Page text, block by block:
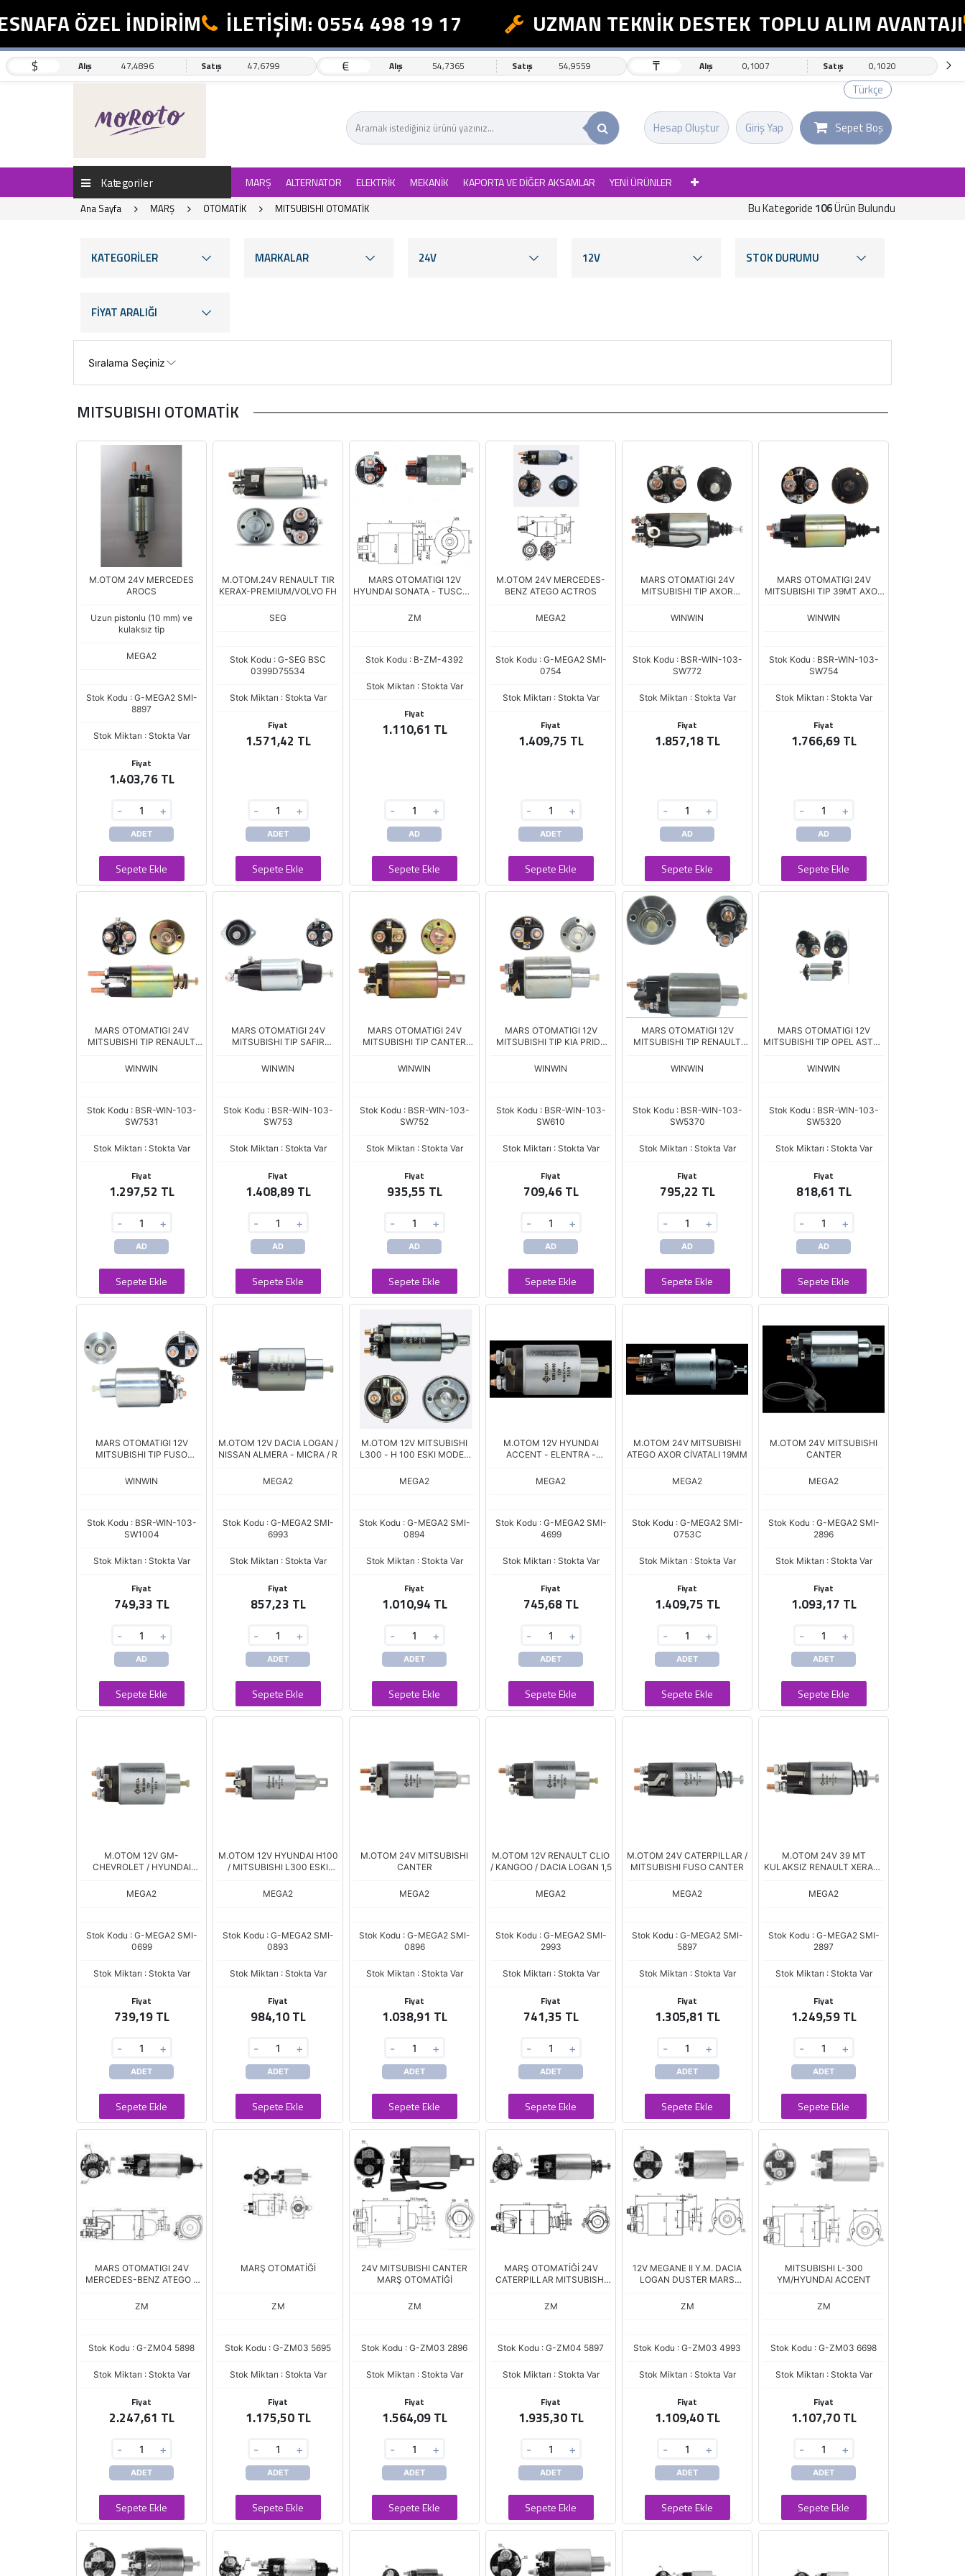
ÖZEL İNDİRİM İLETİŞİM: 0554 498 19 17 UZMAN TEKNİK DESTEK TOPLU ALIM AVANTAJI
$ Alış 47,4896 Satış 47,6799 € Alış 54,7365 Satış 54,9559 ₸ Alış 0,1007 Satış 0,1020
Türkçe
Giriş Yap
Hesap Oluştur Sepet Boş
Kategoriler MARŞ ALTERNATOR ELEKTRİK MEKANİK KAPORTA VE DİĞER AKSAMLAR YENİ ÜRÜNLER
Ana Sayfa MARŞ OTOMATİK MITSUBISHI OTOMATİK Bu Kategoride 106Ürün Bulundu
KATEGORİLER MARKALAR 24V 12V STOK DURUMU
FİYAT ARALIĞI
MITSUBISHI OTOMATİK
M.OTOM 24V MERCEDES
AROCS
Uzun pistonlu (10 mm) ve
kulaksız tip
MEGA2
Stok Kodu : G-MEGA2 SMI-
8897
Stok Miktarı : Stokta Var
Fiyat
1.403,76 TL
- +
ADET
Sepete Ekle
M.OTOM.24V RENAULT TIR
KERAX-PREMIUM/VOLVO FH
SEG
Stok Kodu : G-SEG BSC
0399D75534
Stok Miktarı : Stokta Var
Fiyat
1.571,42 TL
- +
ADET
Sepete Ekle
MARS OTOMATIGI 12V
HYUNDAI SONATA - TUSCON
FORTE - OPTIMA - SOUL
ZM
Stok Kodu : B-ZM-4392
Stok Miktarı : Stokta Var
Fiyat
1.110,61 TL
- +
AD
Sepete Ekle
M.OTOM 24V MERCEDES-
BENZ ATEGO ACTROS
MEGA2
Stok Kodu : G-MEGA2 SMI-
0754
Stok Miktarı : Stokta Var
Fiyat
1.409,75 TL
- +
ADET
Sepete Ekle
MARS OTOMATIGI 24V
MITSUBISHI TIP AXOR
028
WINWIN
Stok Kodu : BSR-WIN-103-
SW772
Stok Miktarı : Stokta Var
Fiyat
1.857,18 TL
- +
AD
Sepete Ekle
MARS OTOMATIGI 24V
MITSUBISHI TIP 39MT AXOR
SM-011
WINWIN
Stok Kodu : BSR-WIN-103-
SW754
Stok Miktarı : Stokta Var
Fiyat
1.766,69 TL
- +
AD
Sepete Ekle
MARS OTOMATIGI 24V
MITSUBISHI TIP RENAULT
SNLS-7531 SSL-6020 ZM-
WINWIN
Stok Kodu : BSR-WIN-103-
SW7531
Stok Miktarı : Stokta Var
Fiyat
1.297,52 TL
- +
AD
Sepete Ekle
MARS OTOMATIGI 24V
MITSUBISHI TIP SAFIR
5.0Kw SNLS-753 SSL-6019
WINWIN
Stok Kodu : BSR-WIN-103-
SW753
Stok Miktarı : Stokta Var
Fiyat
1.408,89 TL
- +
AD
Sepete Ekle
MARS OTOMATIGI 24V
MITSUBISHI TIP CANTER
SM-010
WINWIN
Stok Kodu : BSR-WIN-103-
SW752
Stok Miktarı : Stokta Var
Fiyat
935,55 TL
- +
AD
Sepete Ekle
MARS OTOMATIGI 12V
MITSUBISHI TIP KIA PRIDE
SNS-610 SSL-6007 ZM-697
WINWIN
Stok Kodu : BSR-WIN-103-
SW610
Stok Miktarı : Stokta Var
Fiyat
709,46 TL
- +
AD
Sepete Ekle
MARS OTOMATIGI 12V
MITSUBISHI TIP RENAULT
KADJAR 1.3TCe DACIA
WINWIN
Stok Kodu : BSR-WIN-103-
SW5370
Stok Miktarı : Stokta Var
Fiyat
795,22 TL
- +
AD
Sepete Ekle
MARS OTOMATIGI 12V
MITSUBISHI TIP OPEL ASTRA
WINWIN
Stok Kodu : BSR-WIN-103-
SW5320
Stok Miktarı : Stokta Var
Fiyat
818,61 TL
- +
AD
Sepete Ekle
MARS OTOMATIGI 12V
MITSUBISHI TIP FUSO
WINWIN
Stok Kodu : BSR-WIN-103-
SW1004
Stok Miktarı : Stokta Var
Fiyat
749,33 TL
- +
AD
Sepete Ekle
M.OTOM 12V DACIA LOGAN /
NISSAN ALMERA - MICRA / R
MEGA2
Stok Kodu : G-MEGA2 SMI-
6993
Stok Miktarı : Stokta Var
Fiyat
857,23 TL
- +
ADET
Sepete Ekle
M.OTOM 12V MITSUBISHI
L300 - H 100 ESKI MODEL
MEGA2
Stok Kodu : G-MEGA2 SMI-
0894
Stok Miktarı : Stokta Var
Fiyat
1.010,94 TL
- +
ADET
Sepete Ekle
M.OTOM 12V HYUNDAI
ACCENT - ELENTRA -
MEGA2
Stok Kodu : G-MEGA2 SMI-
4699
Stok Miktarı : Stokta Var
Fiyat
745,68 TL
- +
ADET
Sepete Ekle
M.OTOM 24V MITSUBISHI
ATEGO AXOR CİVATALI 19MM
MEGA2
Stok Kodu : G-MEGA2 SMI-
0753C
Stok Miktarı : Stokta Var
Fiyat
1.409,75 TL
- +
ADET
Sepete Ekle
M.OTOM 24V MITSUBISHI
CANTER
MEGA2
Stok Kodu : G-MEGA2 SMI-
2896
Stok Miktarı : Stokta Var
Fiyat
1.093,17 TL
- +
ADET
Sepete Ekle
M.OTOM 12V GM-
CHEVROLET / HYUNDAI
MEGA2
Stok Kodu : G-MEGA2 SMI-
0699
Stok Miktarı : Stokta Var
Fiyat
739,19 TL
- +
ADET
Sepete Ekle
M.OTOM 12V HYUNDAI H100
/ MITSUBISHI L300 ESKI
MEGA2
Stok Kodu : G-MEGA2 SMI-
0893
Stok Miktarı : Stokta Var
Fiyat
984,10 TL
- +
ADET
Sepete Ekle
M.OTOM 24V MITSUBISHI
CANTER
MEGA2
Stok Kodu : G-MEGA2 SMI-
0896
Stok Miktarı : Stokta Var
Fiyat
1.038,91 TL
- +
ADET
Sepete Ekle
M.OTOM 12V RENAULT CLIO
/ KANGOO / DACIA LOGAN 1,5
MEGA2
Stok Kodu : G-MEGA2 SMI-
2993
Stok Miktarı : Stokta Var
Fiyat
741,35 TL
- +
ADET
Sepete Ekle
M.OTOM 24V CATERPILLAR /
MITSUBISHI FUSO CANTER
MEGA2
Stok Kodu : G-MEGA2 SMI-
5897
Stok Miktarı : Stokta Var
Fiyat
1.305,81 TL
- +
ADET
Sepete Ekle
M.OTOM 24V 39 MT
KULAKSIZ RENAULT XERAX /
MEGA2
Stok Kodu : G-MEGA2 SMI-
2897
Stok Miktarı : Stokta Var
Fiyat
1.249,59 TL
- +
ADET
Sepete Ekle
MARS OTOMATIGI 24V
MERCEDES-BENZ ATEGO -
ZM
Stok Kodu : G-ZM04 5898
Stok Miktarı : Stokta Var
Fiyat
2.247,61 TL
- +
ADET
Sepete Ekle
MARŞ OTOMATİĞİ
ZM
Stok Kodu : G-ZM03 5695
Stok Miktarı : Stokta Var
Fiyat
1.175,50 TL
- +
ADET
Sepete Ekle
24V MITSUBISHI CANTER
MARŞ OTOMATİĞİ
ZM
Stok Kodu : G-ZM03 2896
Stok Miktarı : Stokta Var
Fiyat
1.564,09 TL
- +
ADET
Sepete Ekle
MARŞ OTOMATİĞİ 24V
CATERPILLAR MITSUBISHI
ZM
Stok Kodu : G-ZM04 5897
Stok Miktarı : Stokta Var
Fiyat
1.935,30 TL
- +
ADET
Sepete Ekle
12V MEGANE II Y.M. DACIA
LOGAN DUSTER MARS
ZM
Stok Kodu : G-ZM03 4993
Stok Miktarı : Stokta Var
Fiyat
1.109,40 TL
- +
ADET
Sepete Ekle
MITSUBISHI L-300
YM/HYUNDAI ACCENT
ZM
Stok Kodu : G-ZM03 6698
Stok Miktarı : Stokta Var
Fiyat
1.107,70 TL
- +
ADET
Sepete Ekle